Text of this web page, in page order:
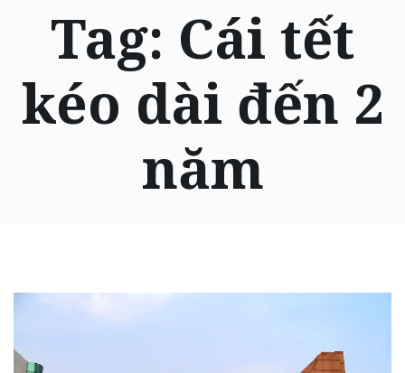
Tag: Cái tết
kéo dài đến 2
năm